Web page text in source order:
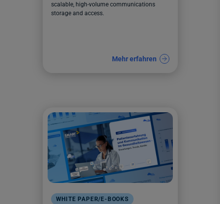
scalable, high-volume communications
storage and access.
Mehr erfahren
WHITE PAPER/E-BOOKS